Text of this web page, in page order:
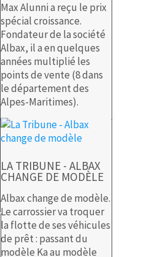
Max Alunni a reçu le prix
spécial croissance.
Fondateur de la société
Albax, il a en quelques
années multiplié les
points de vente (8 dans
le département des
Alpes-Maritimes).
LA TRIBUNE - ALBAX
CHANGE DE MODÈLE
Albax change de modèle.
Le carrossier va troquer
la flotte de ses véhicules
de prêt : passant du
modèle Ka au modèle